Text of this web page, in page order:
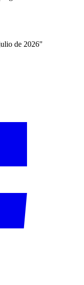
de 2026"